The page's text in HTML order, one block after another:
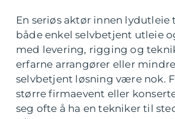
En seriøs aktør innen
både enkel selvbetjent utleie
med levering, rigging og
erfarne arrangører eller
selvbetjent løsning være nok.
større firmaevent eller
seg ofte å ha en tekniker til